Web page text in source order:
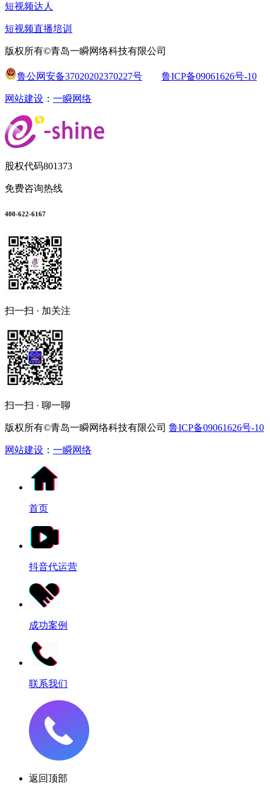
短视频达人
短视频直播培训
版权所有©青岛一瞬网络科技有限公司
鲁公网安备37020202370227号 鲁ICP备09061626号-10
网站建设 ： 一瞬网络
股权代码801373
免费咨询热线
400-622-6167
扫一扫 · 加关注
扫一扫 · 聊一聊
版权所有©青岛一瞬网络科技有限公司 鲁ICP备09061626号-10
网站建设 ： 一瞬网络
首页
抖音代运营
成功案例
联系我们
返回顶部